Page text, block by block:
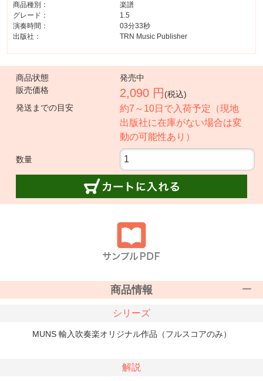
商品種別：
楽譜
グレード：
1.5
演奏時間：
03分33秒
出版社：
TRN Music Publisher
商品状態
発売中
販売価格
2,090 円 (税込)
発送までの目安
約7～10日で入荷予定（現地
出版社に在庫がない場合は変
動の可能性あり）
数量
商品情報
シリーズ
MUNS 輸入吹奏楽オリジナル作品（フルスコアのみ）
解説